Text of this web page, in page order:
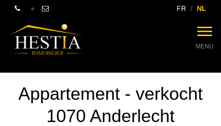
FR NL
MENU
Appartement - verkocht
1070 Anderlecht